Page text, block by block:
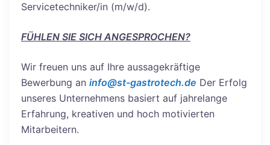
Servicetechniker/in (m/w/d).
FÜHLEN SIE SICH ANGESPROCHEN?
Wir freuen uns auf Ihre aussagekräftige
Bewerbung an info@st-gastrotech.de Der Erfolg
unseres Unternehmens basiert auf jahrelange
Erfahrung, kreativen und hoch motivierten
Mitarbeitern.